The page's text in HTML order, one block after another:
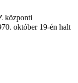
központi
október 19-én halt